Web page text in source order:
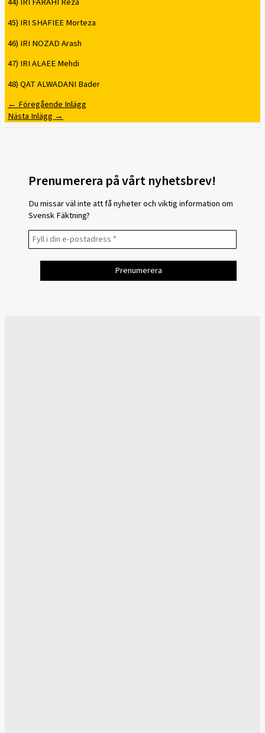
45) IRI SHAFIEE Morteza
46) IRI NOZAD Arash
47) IRI ALAEE Mehdi
48) QAT ALWADANI Bader
←Föregående Inlägg
Nästa Inlägg→
Prenumerera på vårt nyhetsbrev!
Du missar väl inte att få nyheter och viktig information om
Svensk Fäktning?